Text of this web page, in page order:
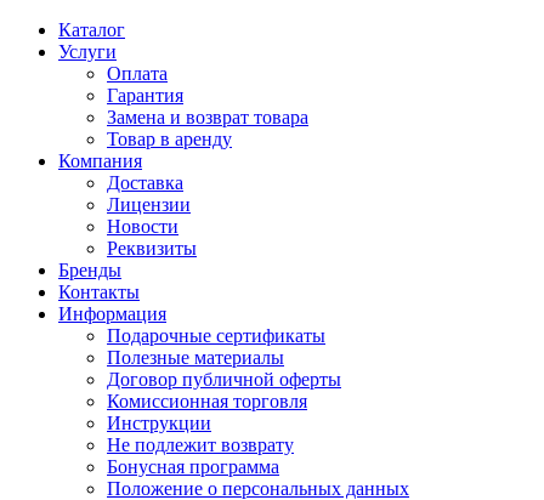
Каталог
Услуги
Оплата
Гарантия
Замена и возврат товара
Товар в аренду
Компания
Доставка
Лицензии
Новости
Реквизиты
Бренды
Контакты
Информация
Подарочные сертификаты
Полезные материалы
Договор публичной оферты
Комиссионная торговля
Инструкции
Не подлежит возврату
Бонусная программа
Положение о персональных данных